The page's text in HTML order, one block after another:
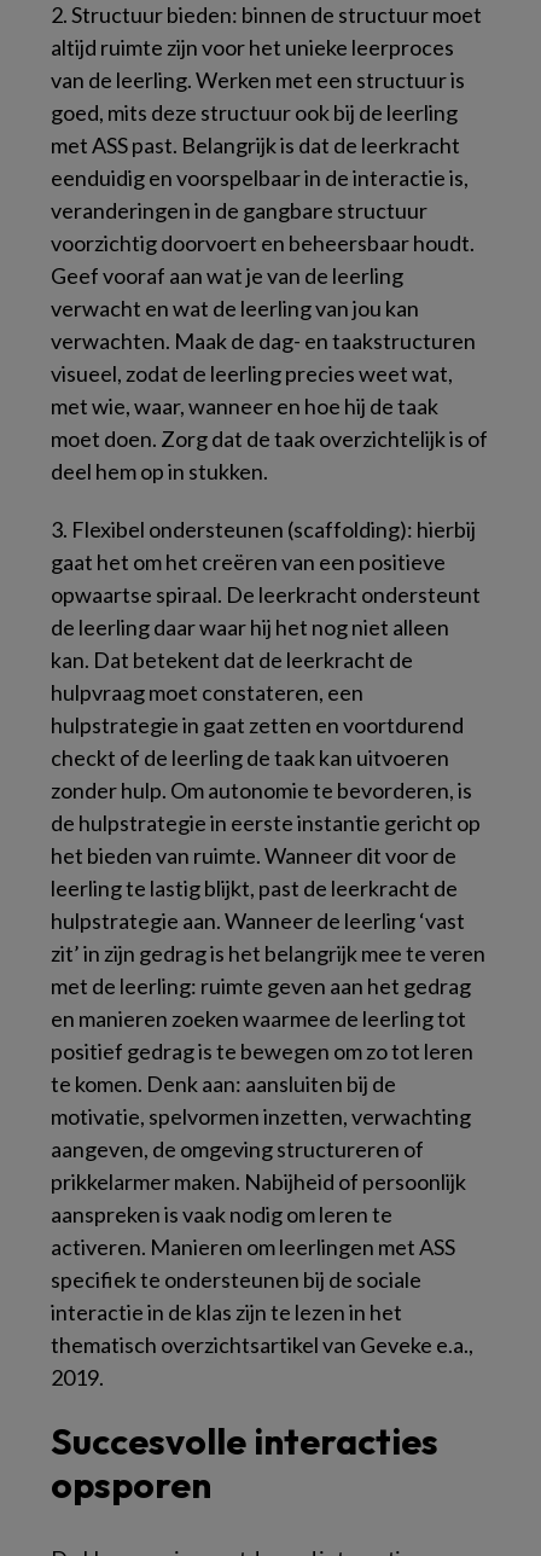
2. Structuur bieden: binnen de structuur moet
altijd ruimte zijn voor het unieke leerproces
van de leerling. Werken met een structuur is
goed, mits deze structuur ook bij de leerling
met ASS past. Belangrijk is dat de leerkracht
eenduidig en voorspelbaar in de interactie is,
veranderingen in de gangbare structuur
voorzichtig doorvoert en beheersbaar houdt.
Geef vooraf aan wat je van de leerling
verwacht en wat de leerling van jou kan
verwachten. Maak de dag- en taakstructuren
visueel, zodat de leerling precies weet wat,
met wie, waar, wanneer en hoe hij de taak
moet doen. Zorg dat de taak overzichtelijk is of
deel hem op in stukken.
3. Flexibel ondersteunen (scaffolding): hierbij
gaat het om het creëren van een positieve
opwaartse spiraal. De leerkracht ondersteunt
de leerling daar waar hij het nog niet alleen
kan. Dat betekent dat de leerkracht de
hulpvraag moet constateren, een
hulpstrategie in gaat zetten en voortdurend
checkt of de leerling de taak kan uitvoeren
zonder hulp. Om autonomie te bevorderen, is
de hulpstrategie in eerste instantie gericht op
het bieden van ruimte. Wanneer dit voor de
leerling te lastig blijkt, past de leerkracht de
hulpstrategie aan. Wanneer de leerling ‘vast
zit’ in zijn gedrag is het belangrijk mee te veren
met de leerling: ruimte geven aan het gedrag
en manieren zoeken waarmee de leerling tot
positief gedrag is te bewegen om zo tot leren
te komen. Denk aan: aansluiten bij de
motivatie, spelvormen inzetten, verwachting
aangeven, de omgeving structureren of
prikkelarmer maken. Nabijheid of persoonlijk
aanspreken is vaak nodig om leren te
activeren. Manieren om leerlingen met ASS
specifiek te ondersteunen bij de sociale
interactie in de klas zijn te lezen in het
thematisch overzichtsartikel van Geveke e.a.,
2019.
Succesvolle interacties
opsporen